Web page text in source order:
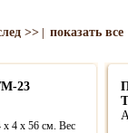
>> показать все
23
x 4 x 56 см. Вес